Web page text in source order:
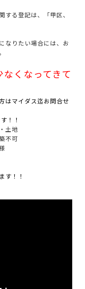
る登記は、「甲区、
なりたい場合には、お
くなってきて
はマイダス迄お問合せ
！！
土地
不可
す！！